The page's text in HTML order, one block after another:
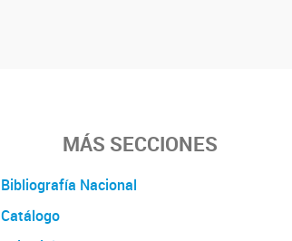
MÁS SECCIONES
Bibliografía Nacional
Catálogo